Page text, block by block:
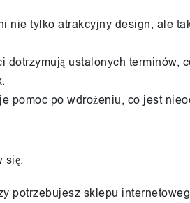
nie tylko atrakcyjny design, ale
dotrzymują ustalonych terminów,
pomoc po wdrożeniu, co jest
się:
potrzebujesz sklepu